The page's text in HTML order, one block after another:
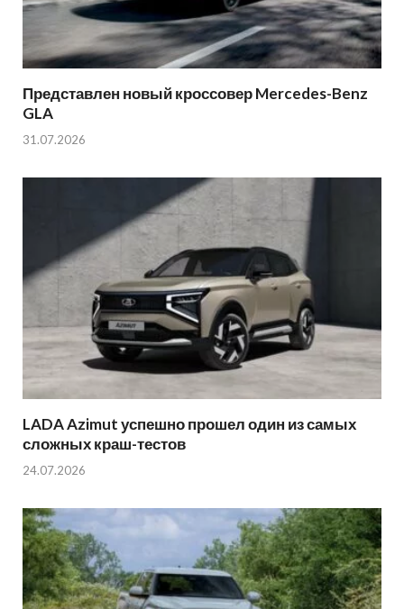
Представлен новый кроссовер Mercedes-Benz
GLA
31.07.2026
LADA Azimut успешно прошел один из самых
сложных краш-тестов
24.07.2026